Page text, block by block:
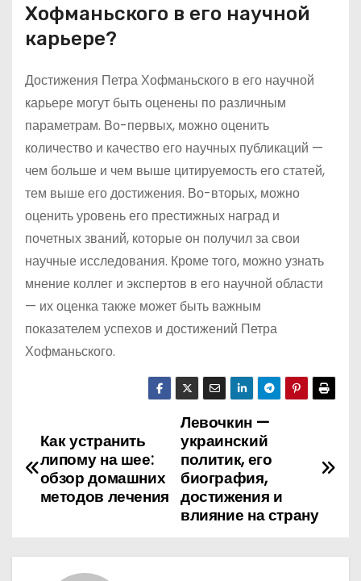
Хофманьского в его научной
карьере?
Достижения Петра Хофманьского в его научной
карьере могут быть оценены по различным
параметрам. Во-первых, можно оценить
количество и качество его научных публикаций —
чем больше и чем выше цитируемость его статей,
тем выше его достижения. Во-вторых, можно
оценить уровень его престижных наград и
почетных званий, которые он получил за свои
научные исследования. Кроме того, можно узнать
мнение коллег и экспертов в его научной области
— их оценка также может быть важным
показателем успехов и достижений Петра
Хофманьского.
Н
а
г
Левочкин —
украинский
политик, его
биография,
достижения и
влияние на страну
Как устранить
липому на шее:
обзор домашних
методов лечения